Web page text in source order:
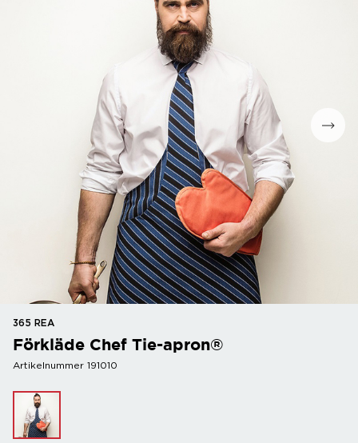
365 REA
Förkläde Chef Tie-apron®
Artikelnummer 191010